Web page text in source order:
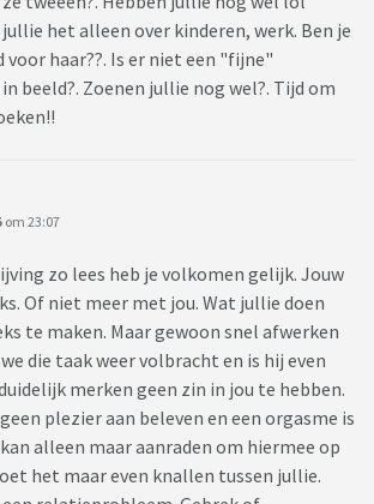
het alleen over kinderen, werk. Ben je
voor haar??. Is er niet een "fijne"
beeld?. Zoenen jullie nog wel?. Tijd om
om 23:07
zo lees heb je volkomen gelijk. Jouw
Of niet meer met jou. Wat jullie doen
te maken. Maar gewoon snel afwerken
die taak weer volbracht en is hij even
merken geen zin in jou te hebben.
plezier aan beleven en een orgasme is
alleen maar aanraden om hiermee op
het maar even knallen tussen jullie.